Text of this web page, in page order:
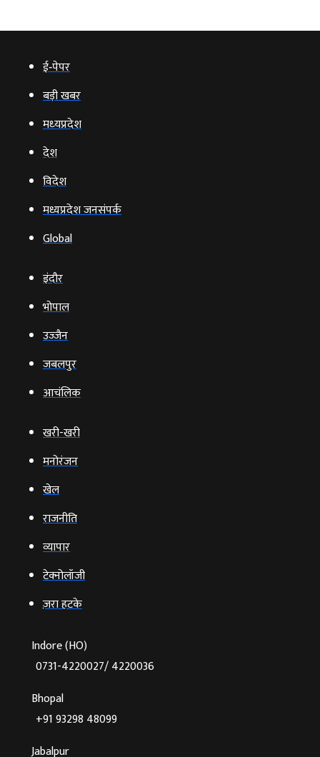
ई‑पेपर
बड़ी खबर
मध्‍यप्रदेश
देश
विदेश
मध्यप्रदेश जनसंपर्क
Global
इंदौर
भोपाल
उज्‍जैन
जबलपुर
आचंलिक
खरी-खरी
मनोरंजन
खेल
राजनीति
व्‍यापार
टेक्‍नोलॉजी
ज़रा हटके
Indore (HO)
0731-4220027/ 4220036
Bhopal
+91 93298 48099
Jabalpur